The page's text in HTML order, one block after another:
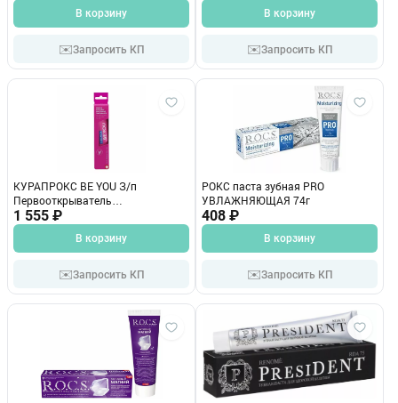
В корзину
✉️Запросить КП
В корзину
✉️Запросить КП
КУРАПРОКС BE YOU З/п
Первооткрыватель
60мл(красная)
1 555 ₽
В корзину
✉️Запросить КП
РОКС паста зубная PRO
УВЛАЖНЯЮЩАЯ 74г
408 ₽
В корзину
✉️Запросить КП